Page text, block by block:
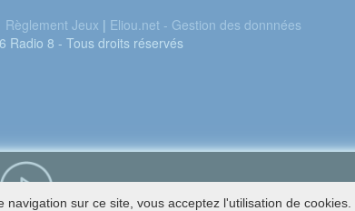
Règlement Jeux | Eliou.net - Gestion des donnnées
Radio 8 - Tous droits réservés
sur ce site, vous acceptez l'utilisation de cookies.